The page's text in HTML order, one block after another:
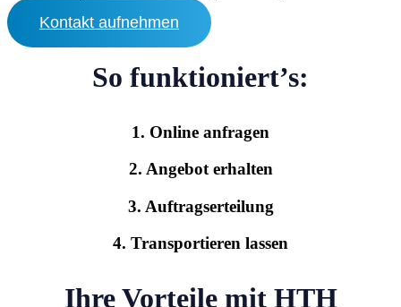
Kontakt aufnehmen
So funktioniert’s:
1. Online anfragen
2. Angebot erhalten
3. Auftragserteilung
4. Transportieren lassen
Ihre Vorteile mit HTH